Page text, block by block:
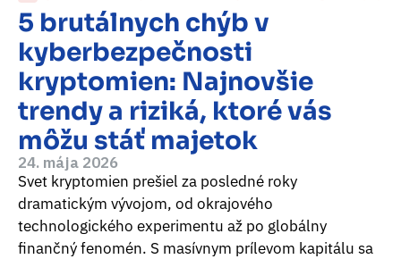
5 brutálnych chýb v
kyberbezpečnosti
kryptomien: Najnovšie
trendy a riziká, ktoré vás
môžu stáť majetok
24. mája 2026
Svet kryptomien prešiel za posledné roky
dramatickým vývojom, od okrajového
technologického experimentu až po globálny
finančný fenomén. S masívnym prílevom kapitálu sa